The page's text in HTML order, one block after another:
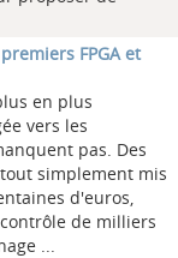
FPGA et
en plus
vers les
pas. Des
simplement mis
d'euros,
de milliers
...